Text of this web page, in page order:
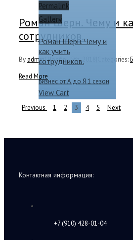
Permalink
Gallery
Роман Шерн. Чему и
как учить
сотрудников.
Бизнес от А до Я 1 сезон
View Cart
Роман Шерн. Чему и
сотрудников.
By admin|Ноябрь 5th, 2018 Categories:
Read More
Previous 1 2 3 4 5 Next
Контактная информация:
+7 (910) 428-01-04